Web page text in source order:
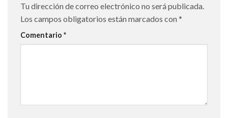
Tu dirección de correo electrónico no será publicada.
Los campos obligatorios están marcados con*
Comentario *